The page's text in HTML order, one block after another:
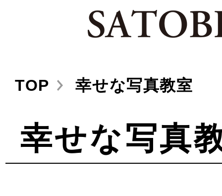
TOP 幸せな写真教室
幸せな写真